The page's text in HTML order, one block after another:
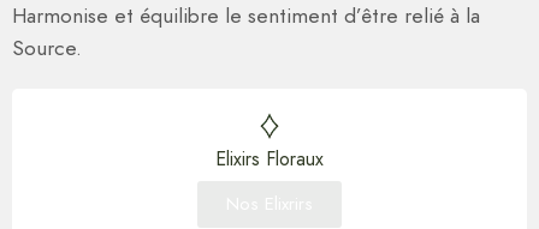
Harmonise et équilibre le sentiment d’être relié à la
Source.
Elixirs Floraux